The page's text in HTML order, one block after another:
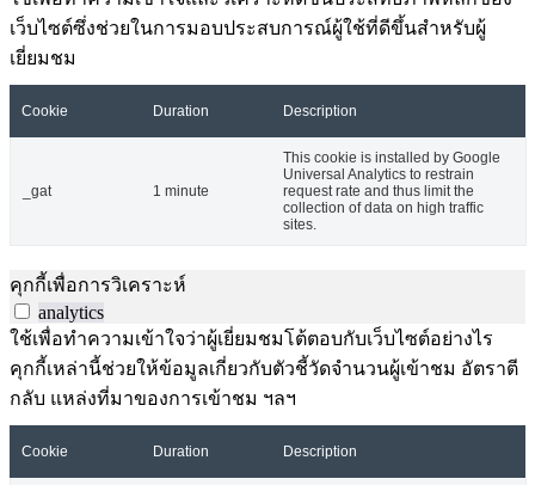
เว็บไซต์ซึ่งช่วยในการมอบประสบการณ์ผู้ใช้ที่ดีขึ้นสำหรับผู้
เยี่ยมชม
Cookie Duration Description
_gat 1 minute
This cookie is installed by Google
Universal Analytics to restrain
request rate and thus limit the
collection of data on high traffic
sites.
คุกกี้เพื่อการวิเคราะห์
analytics
ใช้เพื่อทำความเข้าใจว่าผู้เยี่ยมชมโต้ตอบกับเว็บไซต์อย่างไร
คุกกี้เหล่านี้ช่วยให้ข้อมูลเกี่ยวกับตัวชี้วัดจำนวนผู้เข้าชม อัตราตี
กลับ แหล่งที่มาของการเข้าชม ฯลฯ
Cookie Duration Description